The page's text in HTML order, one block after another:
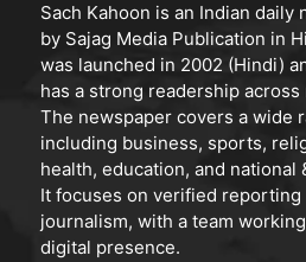
Sach Kahoon is an Indian daily
by Sajag Media Publication in
was launched in 2002 (Hindi)
has a strong readership
The newspaper covers a wide
including business, sports,
health, education, and national
It focuses on verified reporting
journalism, with a team
digital presence.